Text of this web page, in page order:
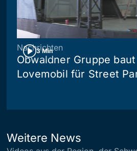
3 Min
Nachrichten
Obwaldner Gruppe baut
Lovemobil für Street
Weitere News